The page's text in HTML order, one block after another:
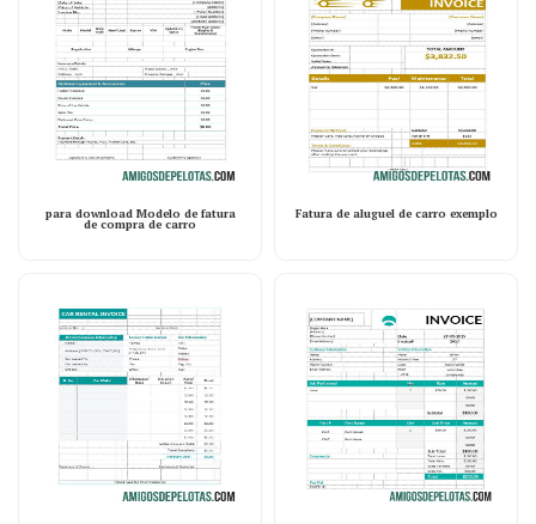
para download Modelo de fatura
de compra de carro
Fatura de aluguel de carro exemplo